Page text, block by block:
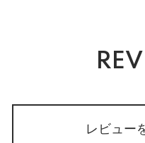
レビュー